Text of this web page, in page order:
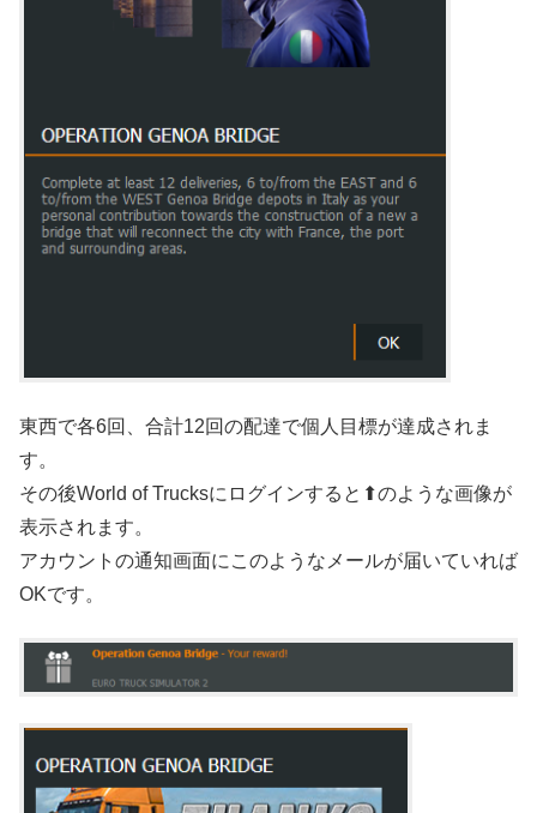
東西で各6回、合計12回の配達で個人目標が達成されま
す。
その後World of Trucksにログインすると⬆のような画像が
表示されます。
アカウントの通知画面にこのようなメールが届いていれば
OKです。